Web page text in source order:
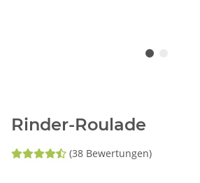
Rinder-Roulade
(38 Bewertungen)